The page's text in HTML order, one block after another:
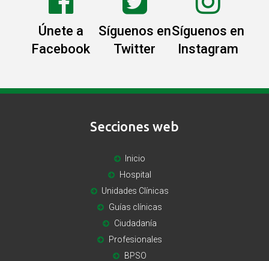
Únete a
Facebook
Síguenos en
Twitter
Síguenos en
Instagram
Secciones web
Inicio
Hospital
Unidades Clínicas
Guías clínicas
Ciudadanía
Profesionales
BPSO